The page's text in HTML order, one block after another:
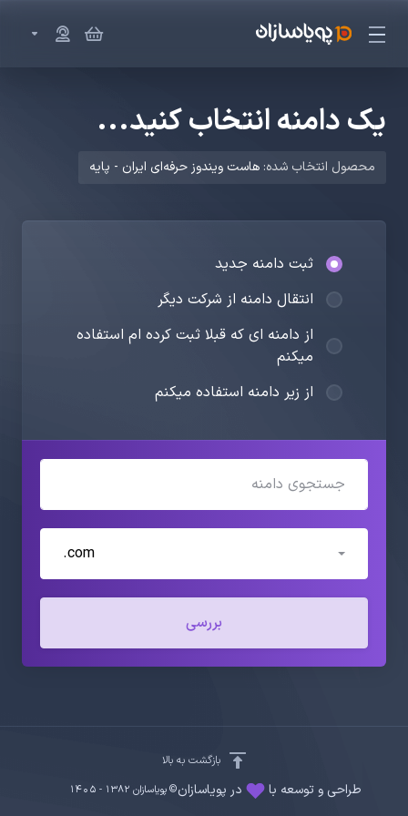
یک دامنه انتخاب کنید...
محصول انتخاب شده: هاست ویندوز حرفه‌ای ایران - پایه
ثبت دامنه جدید
انتقال دامنه از شرکت دیگر
از دامنه ای که قبلا ثبت کرده ام استفاده
میکنم
از زیر دامنه استفاده میکنم
.com
بررسی
© پویاسازان 1382 - ۱۴۰۵ طراحی و توسعه با در پویاسازان
بازگشت به بالا